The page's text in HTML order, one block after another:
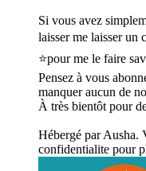
Si vous avez
laisser me laisser un
⭐pour me le faire
Pensez à vous
manquer aucun de
À très bientôt pour
Hébergé par Ausha.
confidentialite pour